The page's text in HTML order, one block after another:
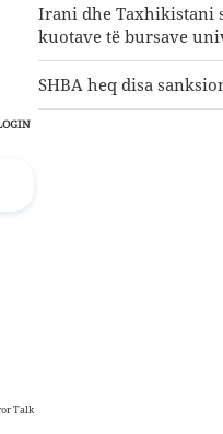
Irani dhe Taxhikistani
kuotave të bursave
SHBA heq disa